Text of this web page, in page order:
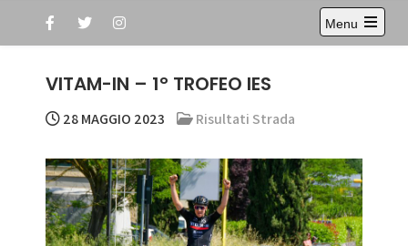
Menu
Open
VITAM-IN – 1° TROFEO IES
28 MAGGIO 2023 Risultati Strada